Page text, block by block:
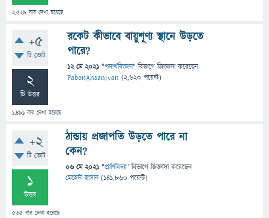
2,529 বার দেখা হয়েছে
+5
টি ভোট
2
টি উত্তর
1,491 বার দেখা হয়েছে
রকেট কীভাবে বায়ুশূণ্য স্থানে উড়তে
পারে?
12 মে 2021 "পদার্থবিজ্ঞান" বিভাগে জিজ্ঞাসাকরেছেন
PabonAhsanIvan (2,620 পয়েন্ট)
+2
টি ভোট
1
উত্তর
535 বার দেখা হয়েছে
ঠান্ডায় প্রজাপতি উড়তে পারে না
কেন?
06 মে 2021 "প্রাণিবিদ্যা" বিভাগে জিজ্ঞাসাকরেছেন
মেহেদী হাসান (141,860 পয়েন্ট)